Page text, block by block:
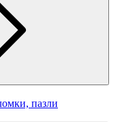
пазли